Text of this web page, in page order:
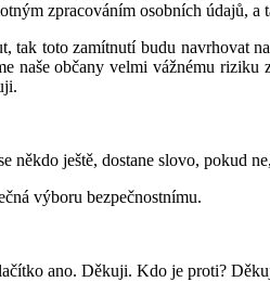
zpracováním osobních údajů, a
toto zamítnutí budu navrhovat
naše občany velmi vážnému
někdo ještě, dostane slovo, pokud
výboru bezpečnostnímu.
ano. Děkuji. Kdo je proti?